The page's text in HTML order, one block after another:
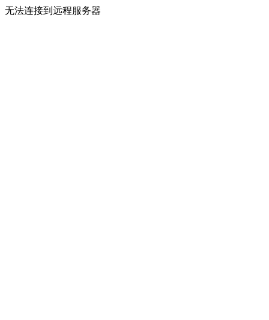
无法连接到远程服务器